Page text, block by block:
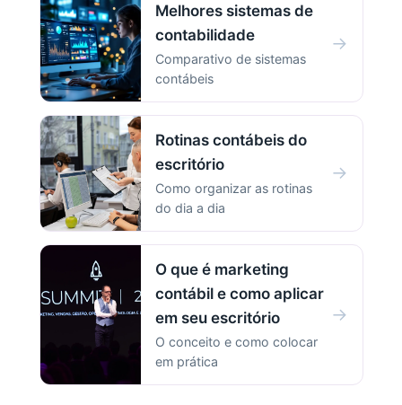
Melhores sistemas de
contabilidade
Comparativo de sistemas
contábeis
→
Rotinas contábeis do
escritório
Como organizar as rotinas
do dia a dia
→
O que é marketing
contábil e como aplicar
em seu escritório
O conceito e como colocar
em prática
→